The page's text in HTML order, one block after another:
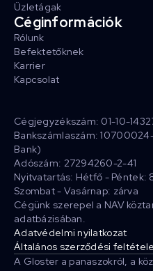
Üzletágak
Céginformációk
Rólunk
Befektetőknek
Karrier
Kapcsolat
Cégjegyzékszám: 01-10-
Bankszámlaszám:
Bank)
Adószám: 27294260-2-41
Nyitvatartás: Hétfő - Péntek:
Szombat - Vasárnap: zárva
Cégünk szerepel a NAV
adatbázisában.
Adatvédelmi nyilatkozat
Általános szerződési
A Gloster a panaszokról, a